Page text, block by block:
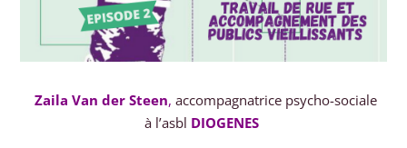
Zaila Van der Steen, accompagnatrice psycho-sociale
à l’asbl DIOGENES